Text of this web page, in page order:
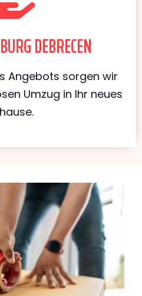
DEBRECEN
Angebots sorgen wir
Umzug in Ihr neues